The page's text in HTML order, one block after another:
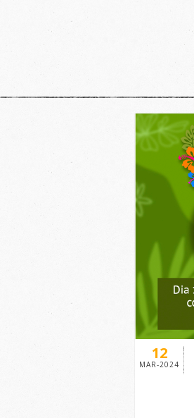
12
MAR-2024